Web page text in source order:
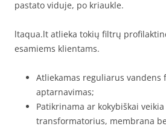
pastato viduje, po kriaukle.
ltaqua.lt atlieka tokių filtrų
esamiems klientams.
Atliekamas reguliarus vandens
aptarnavimas;
Patikrinama ar kokybiškai
transformatorius, membrana